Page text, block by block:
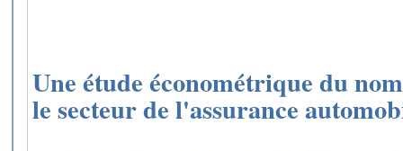
Une étude économétrique du
le secteur de l'assurance